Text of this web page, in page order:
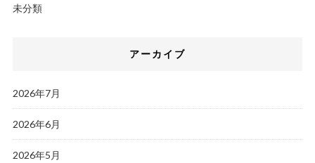
未分類
アーカイブ
2026年7月
2026年6月
2026年5月